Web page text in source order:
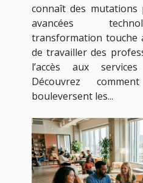
connaît des mutations
avancées
transformation touche
de travailler des
l’accès aux
Découvrez
bouleversent les...